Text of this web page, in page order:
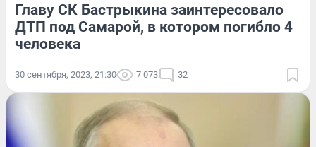
Главу СК Бастрыкина заинтересовало
ДТП под Самарой, в котором погибло 4
человека
30 сентября, 2023, 21:30 7 073 32